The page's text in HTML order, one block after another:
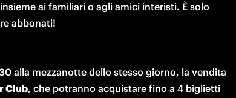
ai familiari o agli amici interisti. È solo
abbonati!
alla mezzanotte dello stesso giorno, la vendita
Club, che potranno acquistare fino a 4 biglietti